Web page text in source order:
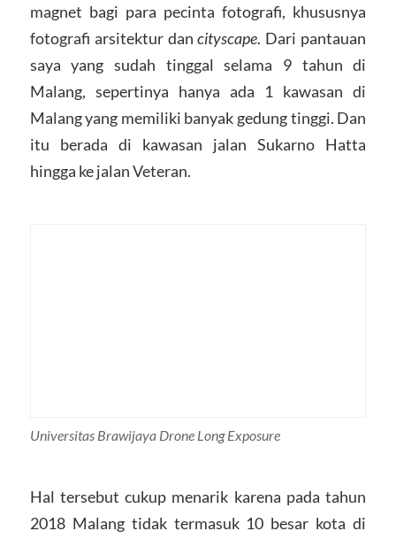
magnet bagi para pecinta fotografi, khususnya
fotografi arsitektur dancityscape. Dari pantauan
saya yang sudah tinggal selama 9 tahun di
Malang, sepertinya hanya ada 1 kawasan di
Malang yang memiliki banyak gedung tinggi. Dan
itu berada di kawasan jalan Sukarno Hatta
hingga ke jalan Veteran.
Universitas Brawijaya Drone Long Exposure
Hal tersebut cukup menarik karena pada tahun
2018 Malang tidak termasuk 10 besar kota di